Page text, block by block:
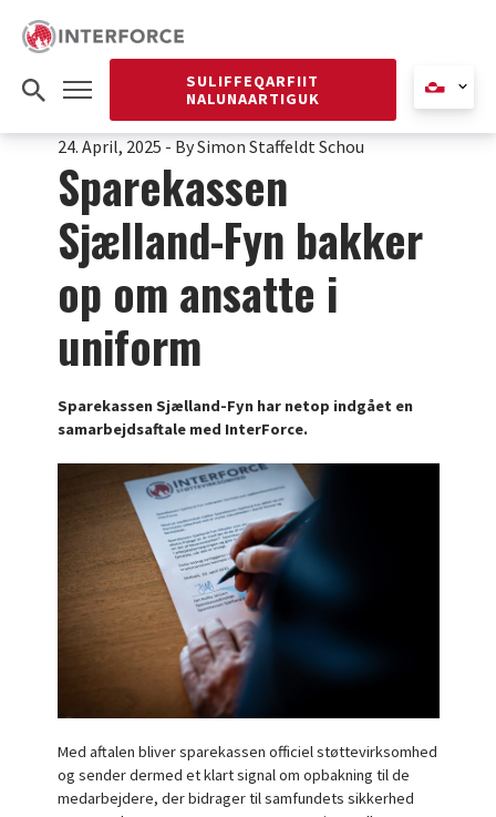
SULIFFEQARFIIT
NALUNAARTIGUK
24. April, 2025 - By Simon Staffeldt Schou
Sparekassen
Sjælland-Fyn bakker
op om ansatte i
uniform
Sparekassen Sjælland-Fyn har netop indgået en
samarbejdsaftale med InterForce.
Med aftalen bliver sparekassen officiel støttevirksomhed
og sender dermed et klart signal om opbakning til de
medarbejdere, der bidrager til samfundets sikkerhed